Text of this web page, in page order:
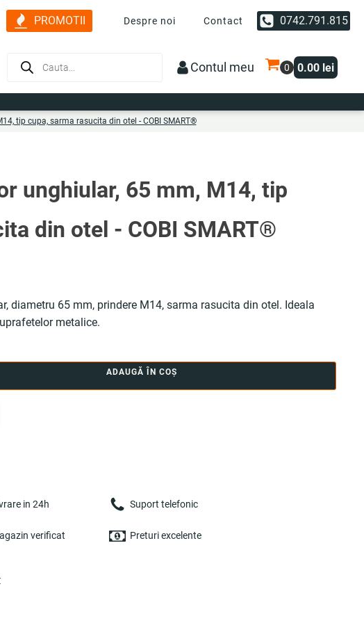
PROMOTII Despre noi Contact 0742.791.815
Products
Contul meu 0.00 lei
tip cupa, sarma rasucita din otel - COBI SMART®
unghiular, 65 mm, M14, tip
din otel - COBI SMART®
diametru 65 mm, prindere M14, sarma rasucita din otel. Ideala
metalice.
ADAUGĂ ÎN COȘ
in 24h Suport telefonic
verificat Preturi excelente